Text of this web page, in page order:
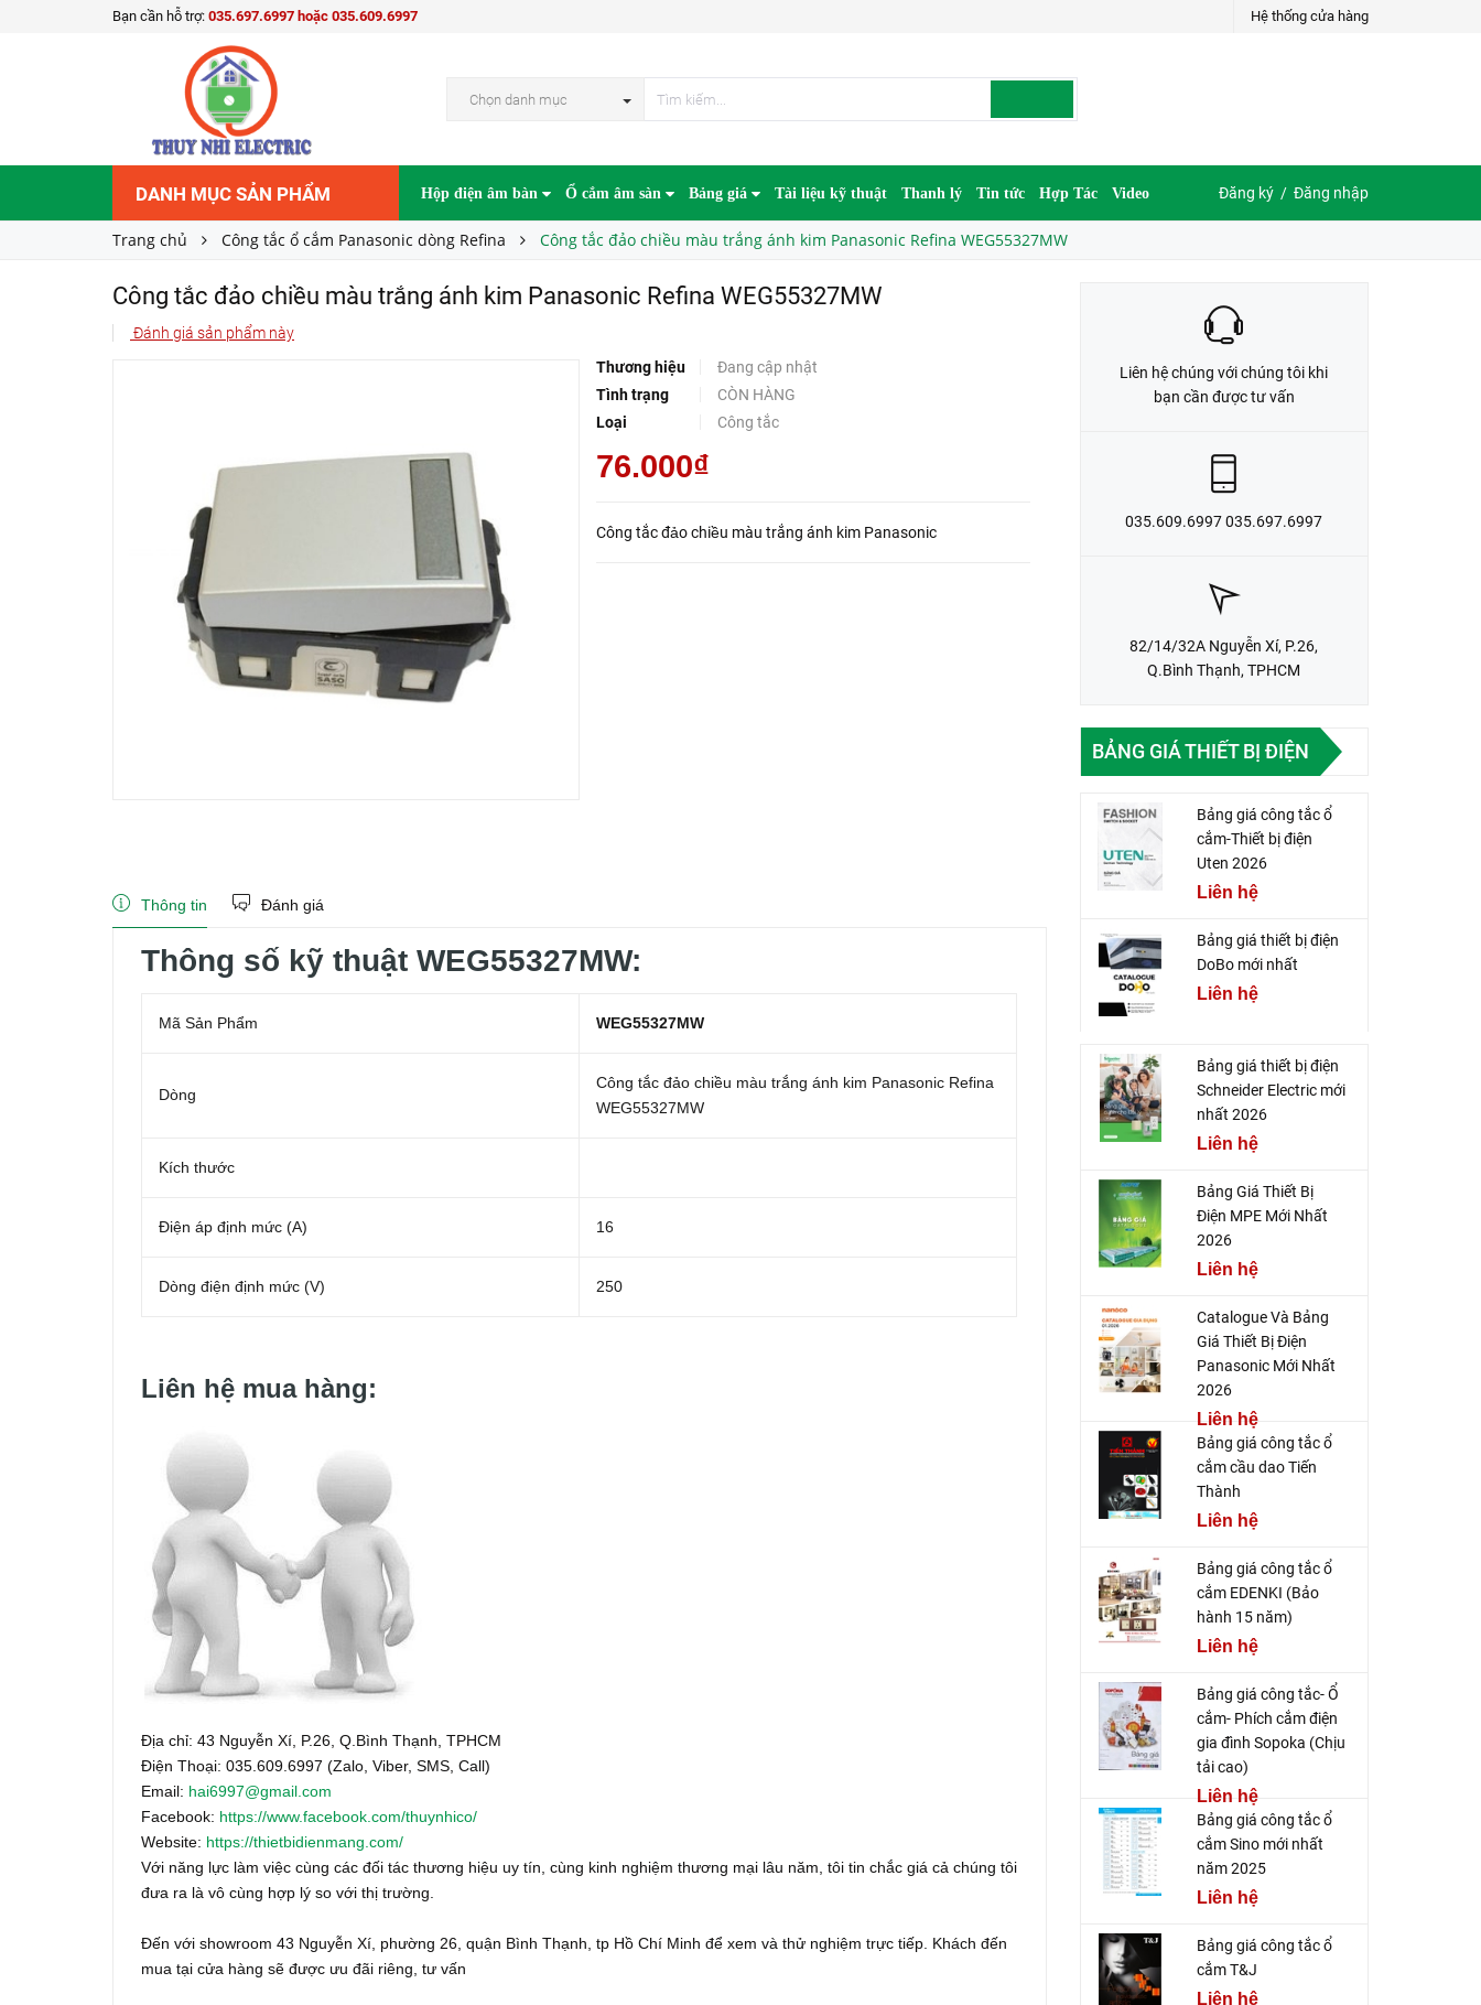
Bạn cần hỗ trợ: 035.697.6997 hoặc 035.609.6997 Hệ thống cửa hàng
Chọn danh mục
DANH MỤC SẢN PHẨM Hộp điện âm bàn Ổ cắm âm sàn Bảng giá Tài liệu kỹ thuật Thanh lý Tin tức Hợp Tác Video Đăng ký / Đăng nhập
Trang chủ Công tắc ổ cắm Panasonic dòng Refina Công tắc đảo chiều màu trắng ánh kim Panasonic Refina WEG55327MW
Công tắc đảo chiều màu trắng ánh kim Panasonic Refina WEG55327MW
Đánh giá sản phẩm này
Thương hiệu
Đang cập nhật
Tình trạng
CÒN HÀNG
Loại
Công tắc
76.000₫
Công tắc đảo chiều màu trắng ánh kim Panasonic
Giá bán: 76.000₫
LIÊN HỆ ĐẶT HÀNG
Thông tin Đánh giá
Thông số kỹ thuật WEG55327MW:
Mã Sản Phẩm WEG55327MW
Dòng
Công tắc đảo chiều màu trắng ánh kim Panasonic Refina
WEG55327MW
Kích thước
Điện áp định mức (A) 16
Dòng điện định mức (V) 250
Liên hệ mua hàng:
Địa chỉ: 43 Nguyễn Xí, P.26, Q.Bình Thạnh, TPHCM
Điện Thoại: 035.609.6997 (Zalo, Viber, SMS, Call)
Email: hai6997@gmail.com
Facebook: https://www.facebook.com/thuynhico/
Website: https://thietbidienmang.com/
Với năng lực làm việc cùng các đối tác thương hiệu uy tín, cùng kinh nghiệm thương mại lâu năm, tôi tin chắc giá cả chúng tôi
đưa ra là vô cùng hợp lý so với thị trường.
Đến với showroom 43 Nguyễn Xí, phường 26, quận Bình Thạnh, tp Hồ Chí Minh để xem và thử nghiệm trực tiếp. Khách đến
mua tại cửa hàng sẽ được ưu đãi riêng, tư vấn
Liên hệ chúng với chúng tôi khi
bạn cần được tư vấn
035.609.6997 035.697.6997
82/14/32A Nguyễn Xí, P.26,
Q.Bình Thạnh, TPHCM
BẢNG GIÁ THIẾT BỊ ĐIỆN
Bảng giá công tắc ổ
cắm-Thiết bị điện
Uten 2026
Liên hệ
Bảng giá thiết bị điện
DoBo mới nhất
Liên hệ
Bảng giá thiết bị điện
Schneider Electric mới
nhất 2026
Liên hệ
Bảng Giá Thiết Bị
Điện MPE Mới Nhất
2026
Liên hệ
Catalogue Và Bảng
Giá Thiết Bị Điện
Panasonic Mới Nhất
2026
Liên hệ
Bảng giá công tắc ổ
cắm cầu dao Tiến
Thành
Liên hệ
Bảng giá công tắc ổ
cắm EDENKI (Bảo
hành 15 năm)
Liên hệ
Bảng giá công tắc- Ổ
cắm- Phích cắm điện
gia đình Sopoka (Chịu
tải cao)
Liên hệ
Bảng giá công tắc ổ
cắm Sino mới nhất
năm 2025
Liên hệ
Bảng giá công tắc ổ
cắm T&J
Liên hệ